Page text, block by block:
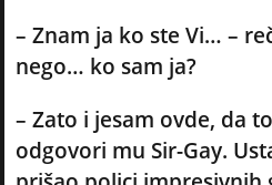
– Znam ja ko ste Vi… –
nego… ko sam ja?
– Zato i jesam ovde, da
odgovori mu Sir-Gay.